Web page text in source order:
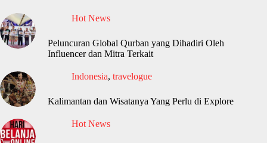
Hot News
Peluncuran Global Qurban yang Dihadiri Oleh
Influencer dan Mitra Terkait
Indonesia, travelogue
Kalimantan dan Wisatanya Yang Perlu di Explore
Hot News